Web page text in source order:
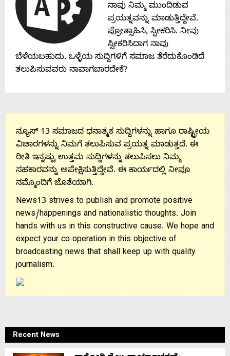
ನಾವು ನಿಮ್ಮ ಮುಂದಿಡುವ
ಪ್ರಯತ್ನವನ್ನು ಮಾಡುತ್ತಿದ್ದೇವೆ.
ಪ್ರೋತ್ಸಾಹಿಸಿ, ಸ್ವೀಕರಿಸಿ. ನೀವು
ಸ್ವೀಕರಿಸಿದಾಗ ನಾವು
ಬೆಳೆಯಬಹುದು. ಒಳ್ಳೆಯ ಸುದ್ದಿಗಳಿಗೆ ಸಮಾಜ ತೆರೆದುಕೊಂಡಿದೆ
ತಲುಪಿಸುವವರು ನಾವಾಗಬಾರದೇಕೆ?
ನ್ಯೂಸ್ 13 ಸಮಾಜದ ಧನಾತ್ಮಕ ಸುದ್ದಿಗಳನ್ನು ಹಾಗೂ ರಾಷ್ಟ್ರೀಯ
ವಿಚಾರಗಳನ್ನು ನಿಮಗೆ ತಲುಪಿಸುವ ಪ್ರಯತ್ನ ಮಾಡುತ್ತದೆ. ಈ
ರೀತಿ ಇನ್ನಷ್ಟು ಉತ್ತಮ ಸುದ್ದಿಗಳನ್ನು ತಲುಪಿಸಲು ನಿಮ್ಮ
ಸಹಕಾರವನ್ನು ಅಪೇಕ್ಷಿಸುತ್ತಿದ್ದೇವೆ. ಈ ಕಾರ್ಯದಲ್ಲಿ ನೀವೂ
ನಮ್ಮೊಂದಿಗೆ ಜೊತೆಯಾಗಿ.
News13 strives to publish and promote positive
news/happenings and nationalistic thoughts. Join
hands with us in this constructive cause. We hope and
expect your co-operation in this objective of
broadcasting news that shall keep up with quality
journalism.
Recent News